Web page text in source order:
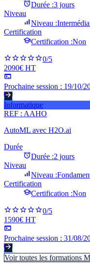
Durée :3 jours
Niveau
Niveau :
Certification
Certification :Non
0/5
2090€ HT
Prochaine session : 19/10/
Informatique
REF : AAHO
AutoML avec H2O.ai
Durée
Durée :2 jours
Niveau
Niveau :
Certification
Certification :Non
0/5
1590€ HT
Prochaine session : 31/08/
Voir toutes les formations